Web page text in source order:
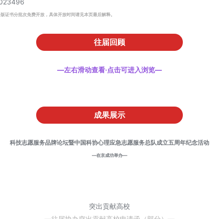
版证书分批次免费开放，具体开放时间请见本页最后解释。
往届回顾
—左右滑动查看·点击可进入浏览—
成果展示
科技志愿服务品牌论坛暨中国科协心理应急志愿服务总队成立五周年纪念活动
—在京成功举办—
突出贡献高校